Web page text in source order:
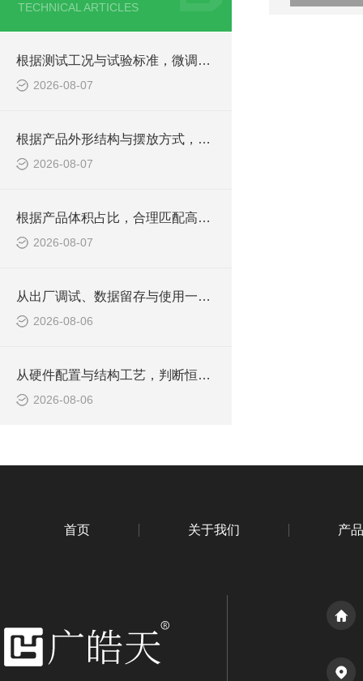
TECHNICAL ARTICLES
根据测试工况与试验标准，微调高低温湿热箱内箱余量尺寸
2026-08-07
根据产品外形结构与摆放方式，确定高低温湿热箱内箱规格
2026-08-07
根据产品体积占比，合理匹配高低温湿热试验箱内箱尺寸
2026-08-07
从出厂调试、数据留存与使用一致性，判定老化箱综合品质
2026-08-06
从硬件配置与结构工艺，判断恒温恒湿老化箱品质是否合规
2026-08-06
首页 关于我们 产